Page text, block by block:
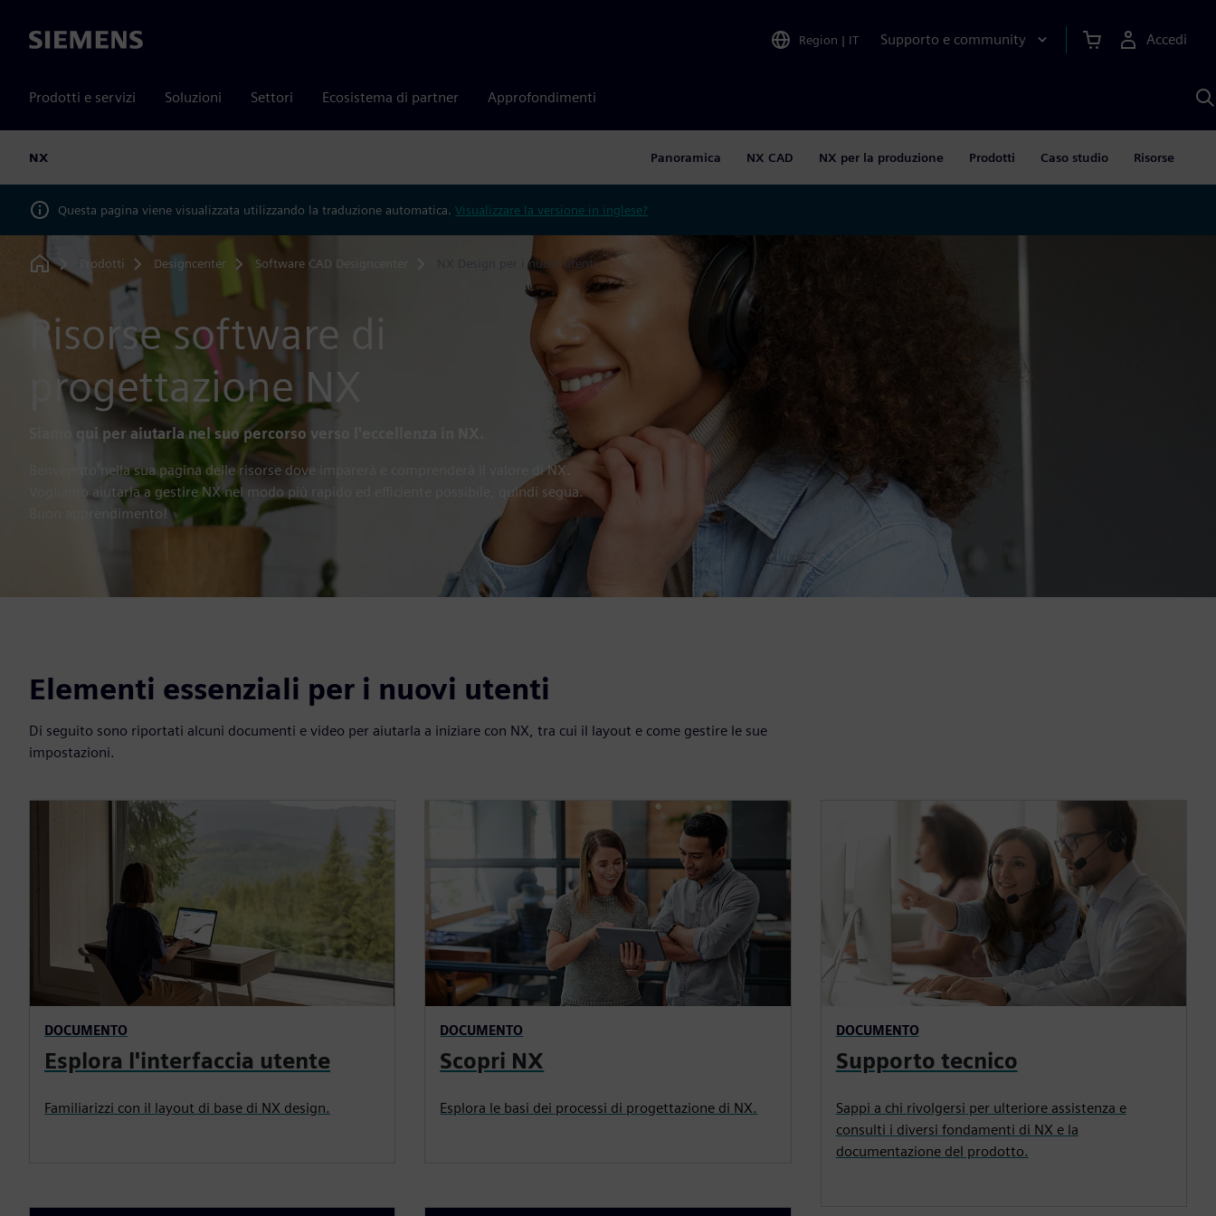
Siemens Region | IT Supporto e community Accedi
Prodotti e servizi Soluzioni Settori Ecosistema di partner Approfondimenti
NX Panoramica NX CAD NX per la produzione Prodotti Caso studio Risorse
Questa pagina viene visualizzata utilizzando la traduzione automatica. Visualizzare la versione in inglese?
Home
Prodotti Designcenter Software CAD Designcenter NX Design per i nuovi utenti
Risorse software di
progettazione NX
Siamo qui per aiutarla nel suo percorso verso l'eccellenza in NX.
Benvenuto nella sua pagina delle risorse dove imparerà e comprenderà il valore di NX.
Vogliamo aiutarla a gestire NX nel modo più rapido ed efficiente possibile, quindi segua.
Buon apprendimento!
Elementi essenziali per i nuovi utenti
Di seguito sono riportati alcuni documenti e video per aiutarla a iniziare con NX, tra cui il layout e come gestire le sue
impostazioni.
DOCUMENTO
Esplora l'interfaccia utente
Familiarizzi con il layout di base di NX design.
DOCUMENTO
Scopri NX
Esplora le basi dei processi di progettazione di NX.
DOCUMENTO
Supporto tecnico
Sappi a chi rivolgersi per ulteriore assistenza e
consulti i diversi fondamenti di NX e la
documentazione del prodotto.